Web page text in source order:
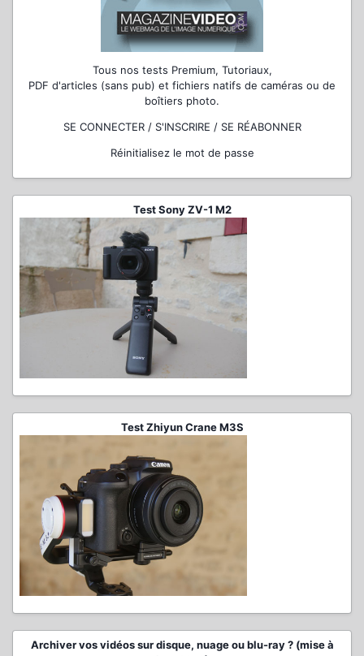
Tous nos tests Premium, Tutoriaux,
PDF d'articles (sans pub) et fichiers natifs de caméras ou de
boîtiers photo.
SE CONNECTER / S'INSCRIRE / SE RÉABONNER
Réinitialisez le mot de passe
Test Sony ZV-1 M2
Test Zhiyun Crane M3S
Archiver vos vidéos sur disque, nuage ou blu-ray ? (mise à